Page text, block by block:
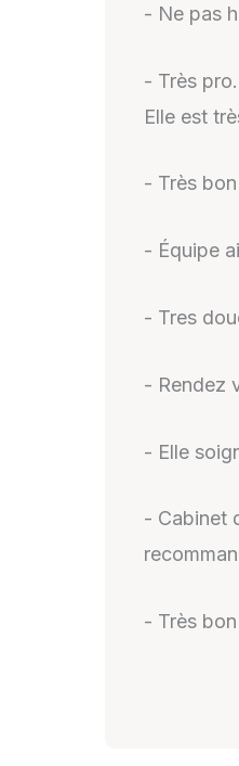
- Ne pas
- Très
Elle est
- Très
- Équipe
- Tres
- Rendez
- Elle
- Cabinet
- Très